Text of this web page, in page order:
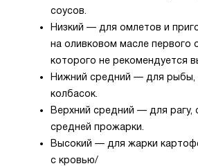
соусов.
Низкий — для омлетов и
на оливковом масле первого
которого не рекомендуется
Нижний средний — для рыбы,
колбасок.
Верхний средний — для рагу,
средней прожарки.
Высокий — для жарки
с кровью/